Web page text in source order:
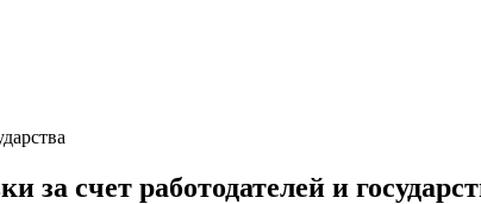
за счет работодателей и